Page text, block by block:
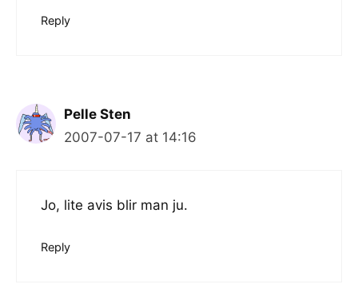
Reply
Pelle Sten
2007-07-17 at 14:16
Jo, lite avis blir man ju.
Reply